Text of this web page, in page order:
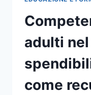
adulti
come